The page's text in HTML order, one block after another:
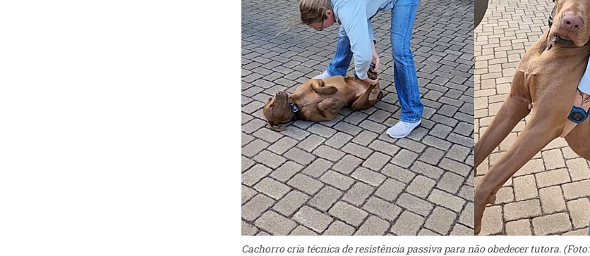
Cachorro cria técnica de resistência passiva para não obedecer tutora. (Foto: